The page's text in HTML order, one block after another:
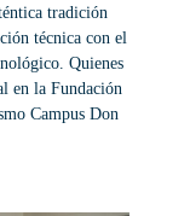
tradición
técnica con el
Quienes
en la Fundación
Campus Don